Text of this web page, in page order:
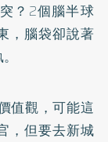
？2個腦半球
，腦袋卻說著
值觀，可能這
，但要去新城